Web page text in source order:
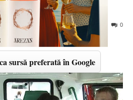
Află de ce
0
sursă preferată în Google